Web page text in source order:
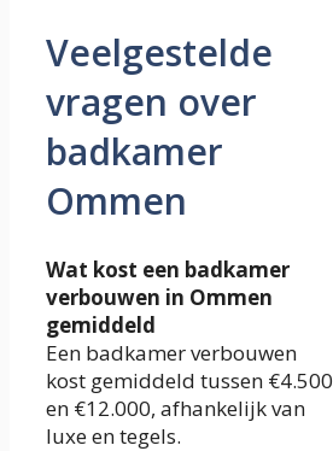
Veelgestelde
vragen over
badkamer
Ommen
Wat kost een badkamer
verbouwen in Ommen
gemiddeld
Een badkamer verbouwen
kost gemiddeld tussen €4.500
en €12.000, afhankelijk van
luxe en tegels.